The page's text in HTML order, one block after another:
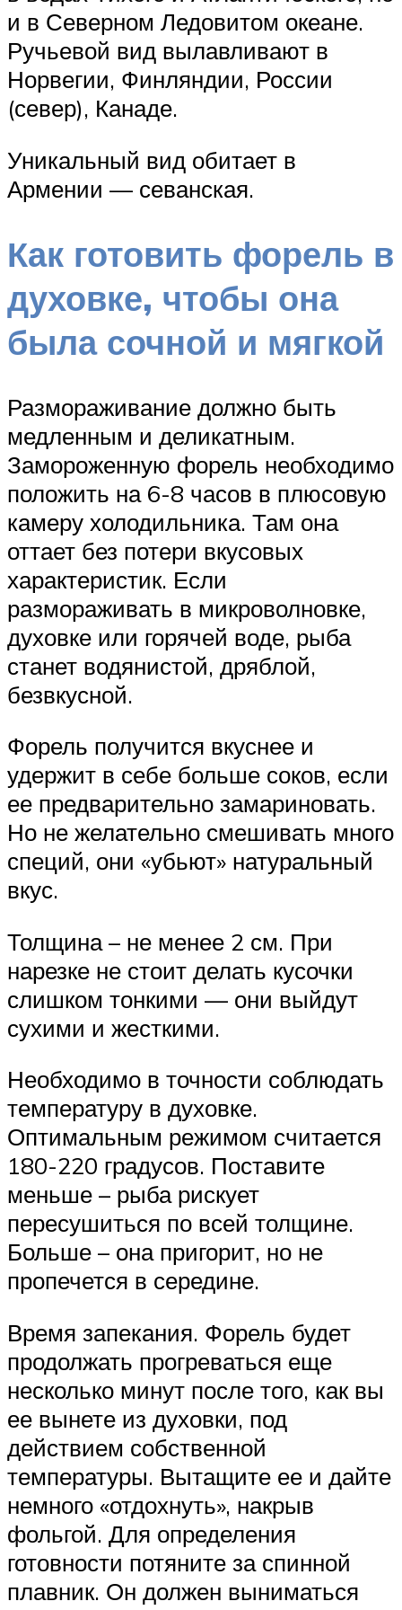
и в Северном Ледовитом океане.
Ручьевой вид вылавливают в
Норвегии, Финляндии, России
(север), Канаде.
Уникальный вид обитает в
Армении — севанская.
Как готовить форель в
духовке, чтобы она
была сочной и мягкой
Размораживание должно быть
медленным и деликатным.
Замороженную форель необходимо
положить на 6-8 часов в плюсовую
камеру холодильника. Там она
оттает без потери вкусовых
характеристик. Если
размораживать в микроволновке,
духовке или горячей воде, рыба
станет водянистой, дряблой,
безвкусной.
Форель получится вкуснее и
удержит в себе больше соков, если
ее предварительно замариновать.
Но не желательно смешивать много
специй, они «убьют» натуральный
вкус.
Толщина – не менее 2 см. При
нарезке не стоит делать кусочки
слишком тонкими — они выйдут
сухими и жесткими.
Необходимо в точности соблюдать
температуру в духовке.
Оптимальным режимом считается
180-220 градусов. Поставите
меньше – рыба рискует
пересушиться по всей толщине.
Больше – она пригорит, но не
пропечется в середине.
Время запекания. Форель будет
продолжать прогреваться еще
несколько минут после того, как вы
ее вынете из духовки, под
действием собственной
температуры. Вытащите ее и дайте
немного «отдохнуть», накрыв
фольгой. Для определения
готовности потяните за спинной
плавник. Он должен выниматься